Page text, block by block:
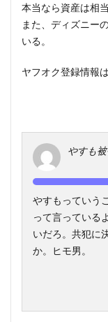
本当なら資産は相当
また、ディズニー
いる。
ヤフオク登録情報
やすも
やすもっていう
って言っている
いだろ。共犯に
か。ヒモ男。